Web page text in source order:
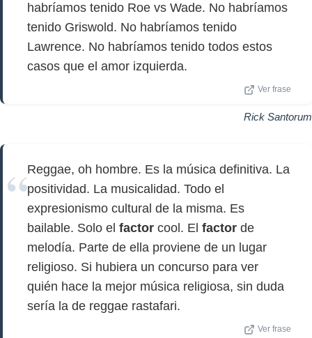
habríamos tenido Roe vs Wade. No habríamos
tenido Griswold. No habríamos tenido
Lawrence. No habríamos tenido todos estos
casos que el amor izquierda.
Ver frase
Rick Santorum
Reggae, oh hombre. Es la música definitiva. La
positividad. La musicalidad. Todo el
expresionismo cultural de la misma. Es
bailable. Solo el factor cool. El factor de
melodía. Parte de ella proviene de un lugar
religioso. Si hubiera un concurso para ver
quién hace la mejor música religiosa, sin duda
sería la de reggae rastafari.
Ver frase